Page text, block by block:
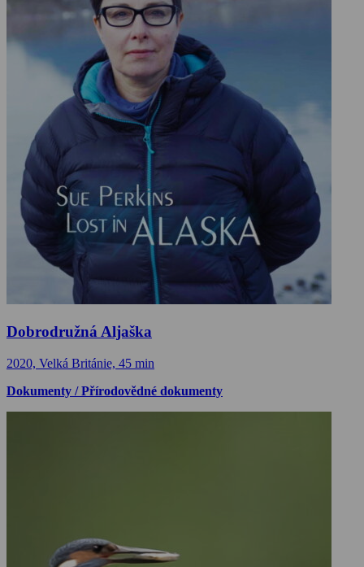
Dobrodružná Aljaška
2020, Velká Británie, 45 min
Dokumenty / Přírodovědné dokumenty